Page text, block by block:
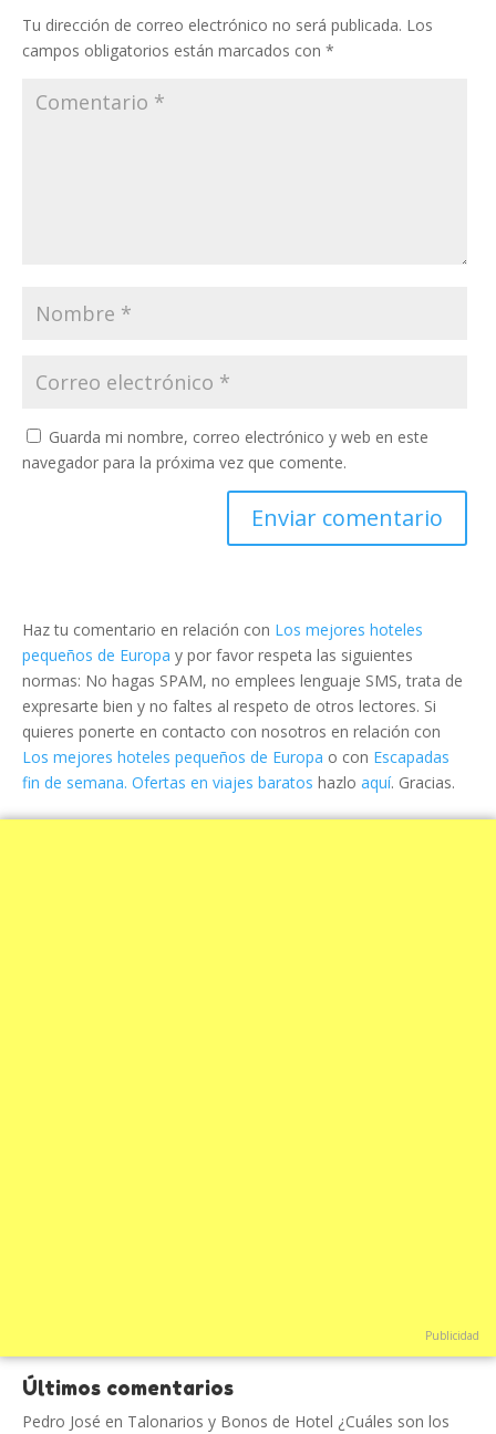
Tu dirección de correo electrónico no será publicada. Los
campos obligatorios están marcados con *
Guarda mi nombre, correo electrónico y web en este
navegador para la próxima vez que comente.
Haz tu comentario en relación con Los mejores hoteles
pequeños de Europa y por favor respeta las siguientes
normas: No hagas SPAM, no emplees lenguaje SMS, trata de
expresarte bien y no faltes al respeto de otros lectores. Si
quieres ponerte en contacto con nosotros en relación con
Los mejores hoteles pequeños de Europa o con Escapadas
fin de semana. Ofertas en viajes baratos hazlo aquí. Gracias.
Publicidad
Últimos comentarios
Pedro José en Talonarios y Bonos de Hotel ¿Cuáles son los